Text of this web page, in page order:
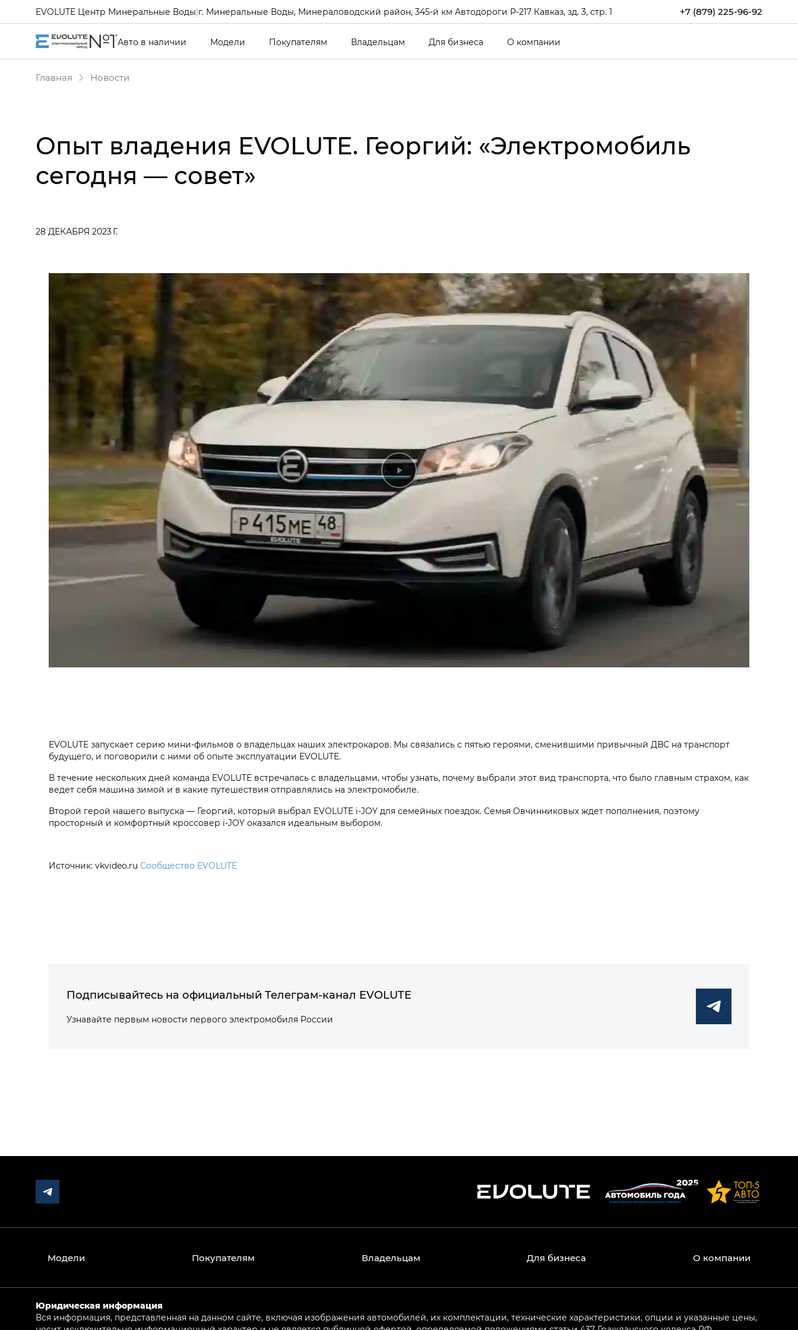
+7 (879) 225-96-92
EVOLUTE Центр Минеральные Воды|г. Минеральные Воды, Минераловодский район, 345-й км Автодороги Р-217 Кавказ, зд. 3, стр. 1
Авто в наличии Модели Покупателям Владельцам Для бизнеса О компании
Главная Новости
Опыт владения EVOLUTE. Георгий: «Электромобиль
сегодня — совет»
28 ДЕКАБРЯ 2023 Г.
EVOLUTE запускает серию мини-фильмов о владельцах наших электрокаров. Мы связались с пятью героями, сменившими привычный ДВС на транспорт
будущего, и поговорили с ними об опыте эксплуатации EVOLUTE.
В течение нескольких дней команда EVOLUTE встречалась с владельцами, чтобы узнать, почему выбрали этот вид транспорта, что было главным страхом, как
ведет себя машина зимой и в какие путешествия отправлялись на электромобиле.
Второй герой нашего выпуска — Георгий, который выбрал EVOLUTE i‑JOY для семейных поездок. Семья Овчинниковых ждет пополнения, поэтому
просторный и комфортный кроссовер i‑JOY оказался идеальным выбором.
Источник: vkvideo.ru Сообщество EVOLUTE
Подписывайтесь на официальный Телеграм-канал EVOLUTE
Узнавайте первым новости первого электромобиля России
Модели Покупателям Владельцам Для бизнеса О компании
Юридическая информация
Вся информация, представленная на данном сайте, включая изображения автомобилей, их комплектации, технические характеристики, опции и указанные цены,